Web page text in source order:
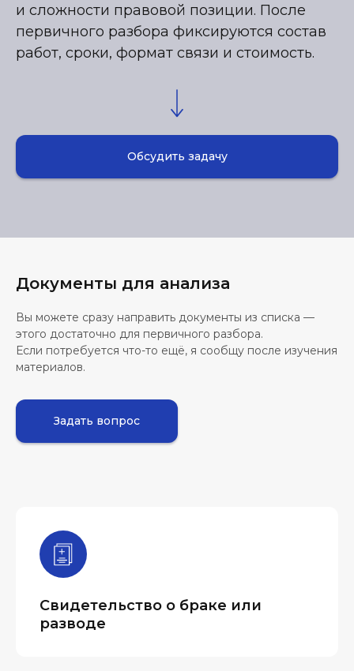
и сложности правовой позиции. После
первичного разбора фиксируются состав
работ, сроки, формат связи и стоимость.
Обсудить задачу
Документы для анализа
Вы можете сразу направить документы из списка —
этого достаточно для первичного разбора.
Если потребуется что-то ещё, я сообщу после изучения
материалов.
Задать вопрос
Свидетельство о браке или
разводе